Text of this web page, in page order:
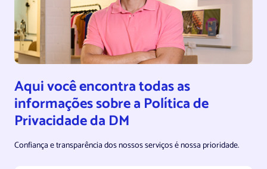
Aqui você encontra todas as
informações sobre a Política de
Privacidade da DM
Confiança e transparência dos nossos serviços é nossa prioridade.